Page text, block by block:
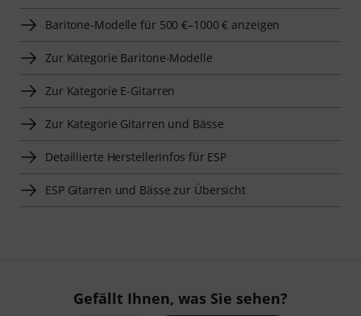
Baritone-Modelle für 500 €–1000 € anzeigen
Zur Kategorie Baritone-Modelle
Zur Kategorie E-Gitarren
Zur Kategorie Gitarren und Bässe
Detaillierte Herstellerinfos für ESP
ESP Gitarren und Bässe zur Übersicht
Gefällt Ihnen, was Sie sehen?